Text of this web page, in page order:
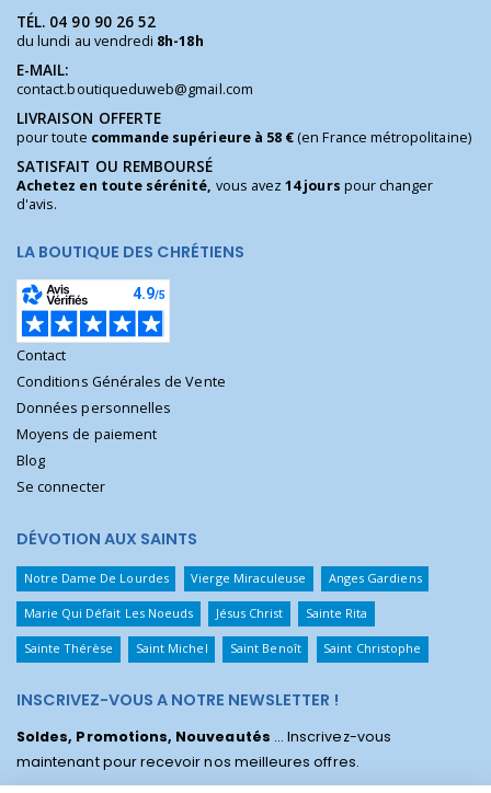
TÉL. 04 90 90 26 52
du lundi au vendredi 8h-18h
E-MAIL:
contact.boutiqueduweb@gmail.com
LIVRAISON OFFERTE
pour toute commande supérieure à 58 €(en France métropolitaine)
SATISFAIT OU REMBOURSÉ
Achetez en toute sérénité, vous avez14 jours pour changer
d'avis.
LA BOUTIQUE DES CHRÉTIENS
Contact
Conditions Générales de Vente
Données personnelles
Moyens de paiement
Blog
Se connecter
DÉVOTION AUX SAINTS
Notre Dame De Lourdes Vierge Miraculeuse Anges Gardiens
Marie Qui Défait Les Noeuds Jésus Christ Sainte Rita
Sainte Thérèse Saint Michel Saint Benoît Saint Christophe
INSCRIVEZ-VOUS A NOTRE NEWSLETTER !
Soldes, Promotions, Nouveautés ... Inscrivez-vous
maintenant pour recevoir nos meilleures offres.